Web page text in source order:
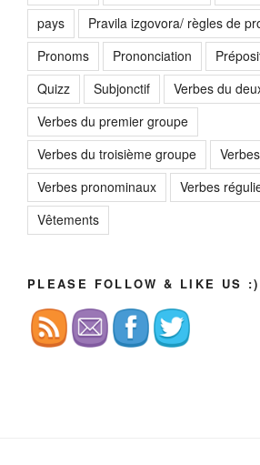
pays
Pravila izgovora/ règles de
Pronoms
Prononciation
Quizz
Subjonctif
Verbes du
Verbes du premier groupe
Verbes du troisième groupe
Verbes pronominaux
Verbes
Vêtements
PLEASE FOLLOW & LIKE US :)